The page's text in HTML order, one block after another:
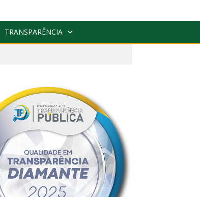
TRANSPARÊNCIA